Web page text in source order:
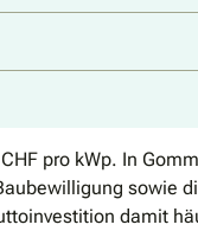
pro kWp. In
sowie
damit